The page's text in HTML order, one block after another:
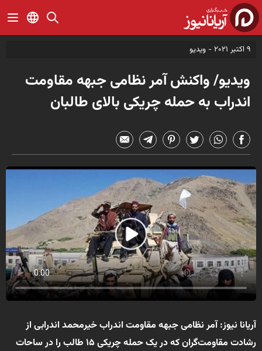
9 اکتبر 2021 - ویدیو
ویدیو/ واکنش آمر نظامی جبهه مقاومت
اندراب به حمله چریکی بالای طالبان
آریانا نیوز: آمر نظامی جبهه مقاومت اندراب خیرمحمد اندرابی از
رشادت مقاومت‌گران که در یک حمله چریکی ۱۵ طالب را در ساحات